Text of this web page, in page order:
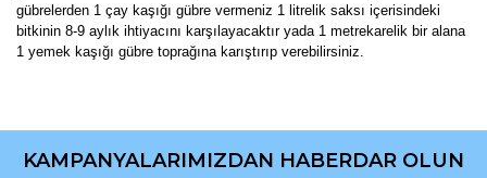
gübrelerden 1 çay kaşığı gübre vermeniz 1 litrelik saksı içerisindeki
bitkinin 8-9 aylık ihtiyacını karşılayacaktır yada 1 metrekarelik bir alana
1 yemek kaşığı gübre toprağına karıştırıp verebilirsiniz.
konularda yetersiz gördüğünüz noktaları öneri formunu
Görüş ve önerileriniz için teşekkür ederiz.
KAMPANYALARIMIZDAN HABERDAR OLUN